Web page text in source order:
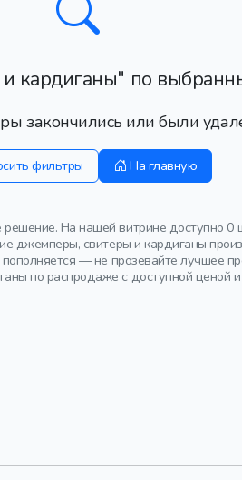
кардиганы" по
закончились или были
фильтры На главную
На нашей витрине доступно
джемперы, свитеры и кардиганы
— не прозевайте лучшее
по распродаже с доступной ценой и